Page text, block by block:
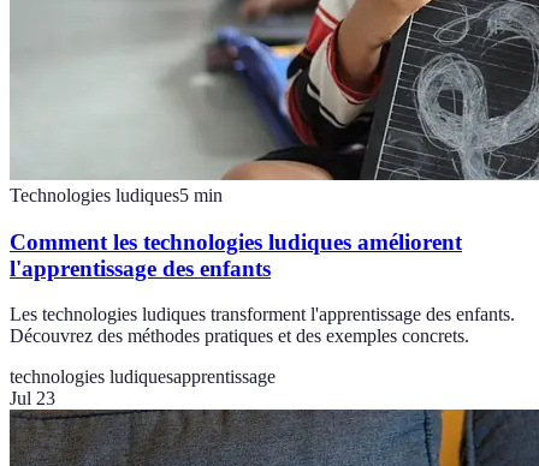
Technologies ludiques5 min
Comment les technologies ludiques améliorent
l'apprentissage des enfants
Les technologies ludiques transforment l'apprentissage des enfants.
Découvrez des méthodes pratiques et des exemples concrets.
technologies ludiquesapprentissage
Jul 23